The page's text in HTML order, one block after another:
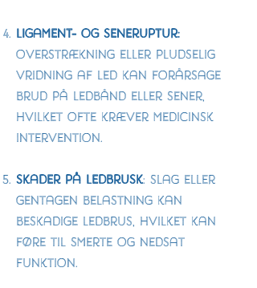
Ligament- og Seneruptur:
Overstrækning eller pludselig
vridning af led kan forårsage
brud på ledbånd eller sener,
hvilket ofte kræver medicinsk
intervention.
Skader på Ledbrusk: Slag eller
gentagen belastning kan
beskadige ledbrus, hvilket kan
føre til smerte og nedsat
funktion.